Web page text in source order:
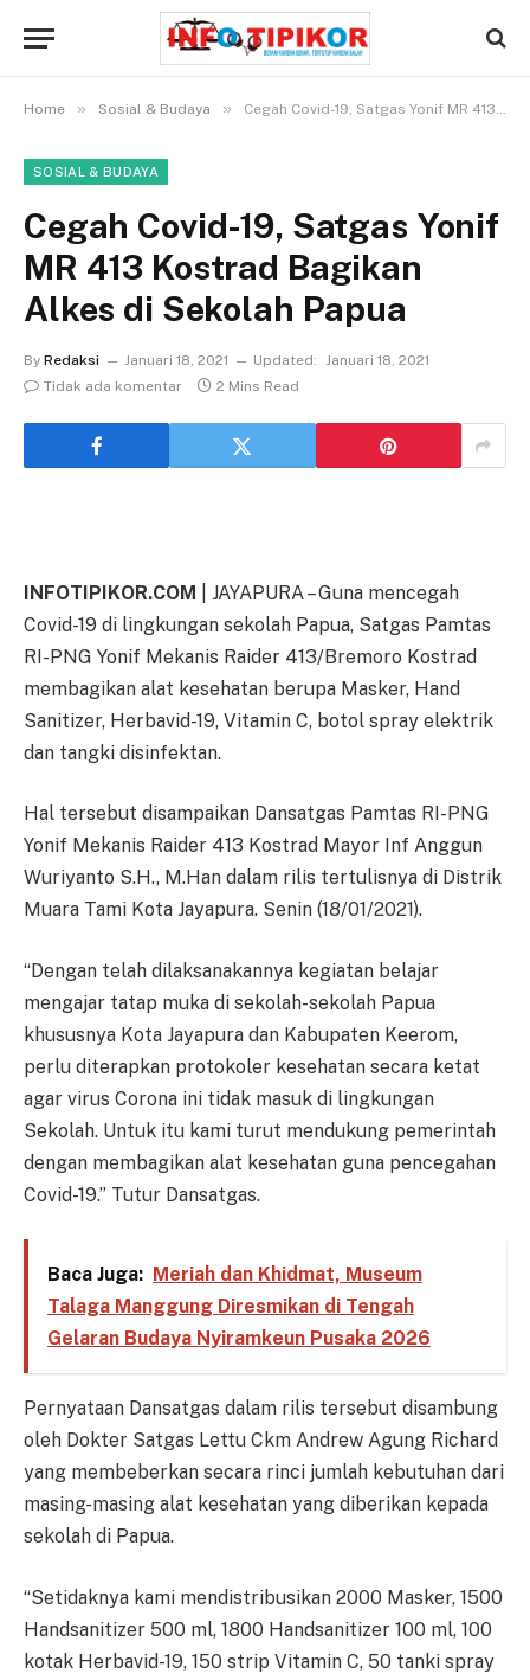
Home » Sosial & Budaya » Cegah Covid-19, Satgas Yonif MR 413 Kostrad Bagikan Alkes di Sekolah Papua
SOSIAL & BUDAYA
Cegah Covid-19, Satgas Yonif
MR 413 Kostrad Bagikan
Alkes di Sekolah Papua
By Redaksi Januari 18, 2021 Updated: Januari 18, 2021
Tidak ada komentar
2 Mins Read
INFOTIPIKOR.COM | JAYAPURA – Guna mencegah
Covid-19 di lingkungan sekolah Papua, Satgas Pamtas
RI-PNG Yonif Mekanis Raider 413/Bremoro Kostrad
membagikan alat kesehatan berupa Masker, Hand
Sanitizer, Herbavid-19, Vitamin C, botol spray elektrik
dan tangki disinfektan.
Hal tersebut disampaikan Dansatgas Pamtas RI-PNG
Yonif Mekanis Raider 413 Kostrad Mayor Inf Anggun
Wuriyanto S.H., M.Han dalam rilis tertulisnya di Distrik
Muara Tami Kota Jayapura. Senin (18/01/2021).
“Dengan telah dilaksanakannya kegiatan belajar
mengajar tatap muka di sekolah-sekolah Papua
khususnya Kota Jayapura dan Kabupaten Keerom,
perlu diterapkan protokoler kesehatan secara ketat
agar virus Corona ini tidak masuk di lingkungan
Sekolah. Untuk itu kami turut mendukung pemerintah
dengan membagikan alat kesehatan guna pencegahan
Covid-19.” Tutur Dansatgas.
Baca Juga: Meriah dan Khidmat, Museum
Talaga Manggung Diresmikan di Tengah
Gelaran Budaya Nyiramkeun Pusaka 2026
Pernyataan Dansatgas dalam rilis tersebut disambung
oleh Dokter Satgas Lettu Ckm Andrew Agung Richard
yang membeberkan secara rinci jumlah kebutuhan dari
masing-masing alat kesehatan yang diberikan kepada
sekolah di Papua.
“Setidaknya kami mendistribusikan 2000 Masker, 1500
Handsanitizer 500 ml, 1800 Handsanitizer 100 ml, 100
kotak Herbavid-19, 150 strip Vitamin C, 50 tanki spray